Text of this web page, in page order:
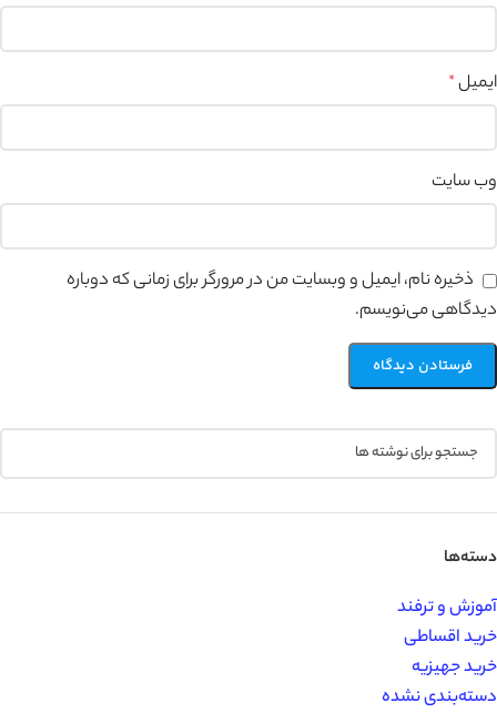
ایمیل*
وب‌ سایت
ذخیره نام، ایمیل و وبسایت من در مرورگر برای زمانی که دوباره
دیدگاهی می‌نویسم.
دسته‌ها
آموزش و ترفند
خرید اقساطی
خرید جهیزیه
دسته‌بندی نشده